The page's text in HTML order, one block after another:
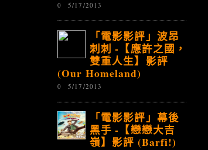
0 5/17/2013
「電影影評」波昂
刺刺 -【應許之國，
雙重人生】影評
(Our Homeland)
0 5/17/2013
「電影影評」幕後
黑手 -【戀戀大吉
嶺】影評 (Barfi!)